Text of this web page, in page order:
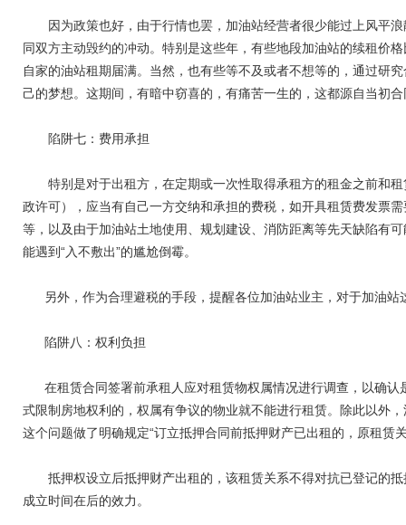
因为政策也好，由于行情也罢，加油站经营者很少能过上风平浪
同双方主动毁约的冲动。特别是这些年，有些地段加油站的续租价
自家的油站租期届满。当然，也有些等不及或者不想等的，通过研
己的梦想。这期间，有暗中窃喜的，有痛苦一生的，这都源自当初
陷阱七：费用承担
特别是对于出租方，在定期或一次性取得承租方的租金之前和租
政许可），应当有自己一方交纳和承担的费税，如开具租赁费发票
等，以及由于加油站土地使用、规划建设、消防距离等先天缺陷有
能遇到“入不敷出”的尴尬倒霉。
另外，作为合理避税的手段，提醒各位加油站业主，对于加油站
陷阱八：权利负担
在租赁合同签署前承租人应对租赁物权属情况进行调查，以确认
式限制房地权利的，权属有争议的物业就不能进行租赁。除此以外
这个问题做了明确规定“订立抵押合同前抵押财产已出租的，原租赁
抵押权设立后抵押财产出租的，该租赁关系不得对抗已登记的抵
成立时间在后的效力。